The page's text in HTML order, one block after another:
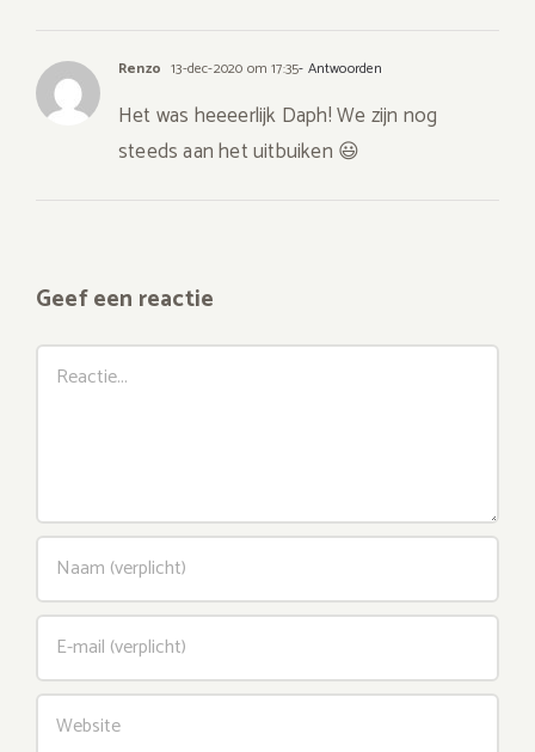
Renzo 13-dec-2020 om 17:35- Antwoorden
Het was heeeerlijk Daph! We zijn nog
steeds aan het uitbuiken 😃
Geef een reactie
Reactie